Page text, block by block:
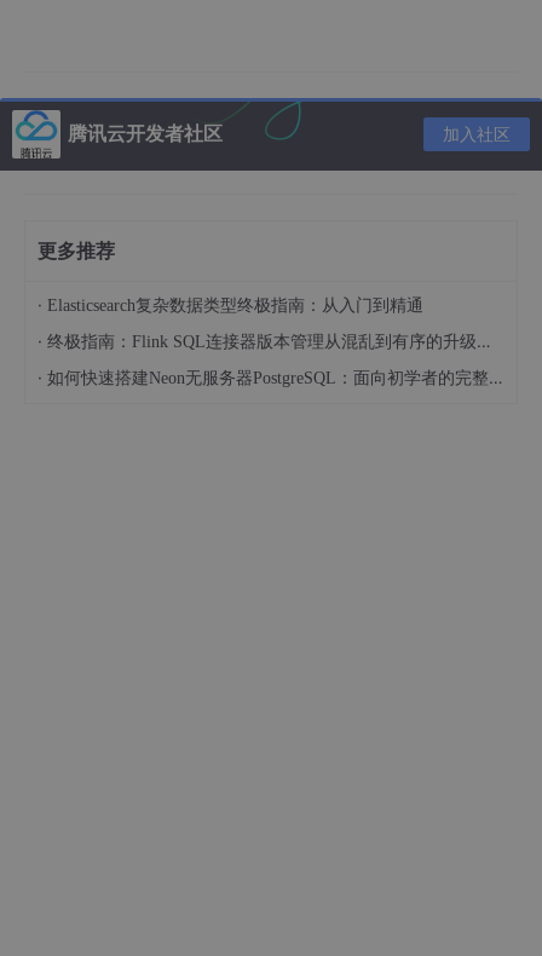
腾讯云开发者社区 加入社区
更多推荐
· Elasticsearch复杂数据类型终极指南：从入门到精通
· 终极指南：Flink SQL连接器版本管理从混乱到有序的升级之路
· 如何快速搭建Neon无服务器PostgreSQL：面向初学者的完整指南